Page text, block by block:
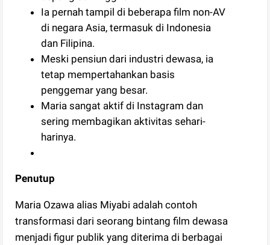
Ia pernah tampil di beberapa film non-AV
di negara Asia, termasuk di Indonesia
dan Filipina.
Meski pensiun dari industri dewasa, ia
tetap mempertahankan basis
penggemar yang besar.
Maria sangat aktif di Instagram dan
sering membagikan aktivitas sehari-
harinya.
Penutup
Maria Ozawa alias Miyabi adalah contoh
transformasi dari seorang bintang film dewasa
menjadi figur publik yang diterima di berbagai